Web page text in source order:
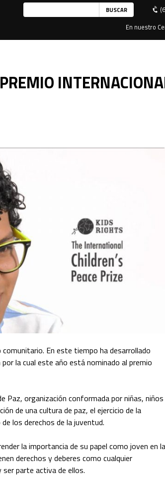
En nuestro
En este tiempo ha desarrollado
la cual este año está nominado al premio
Paz, organización conformada por niñas, niños
de una cultura de paz, el ejercicio de la
los derechos de la juventud.
la importancia de su papel como joven en la
derechos y deberes como cualquier
parte activa de ellos.